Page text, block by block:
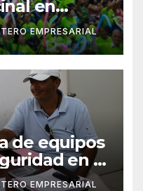
en
de
EMPRESARIAL
de equipos
en el
EMPRESARIAL